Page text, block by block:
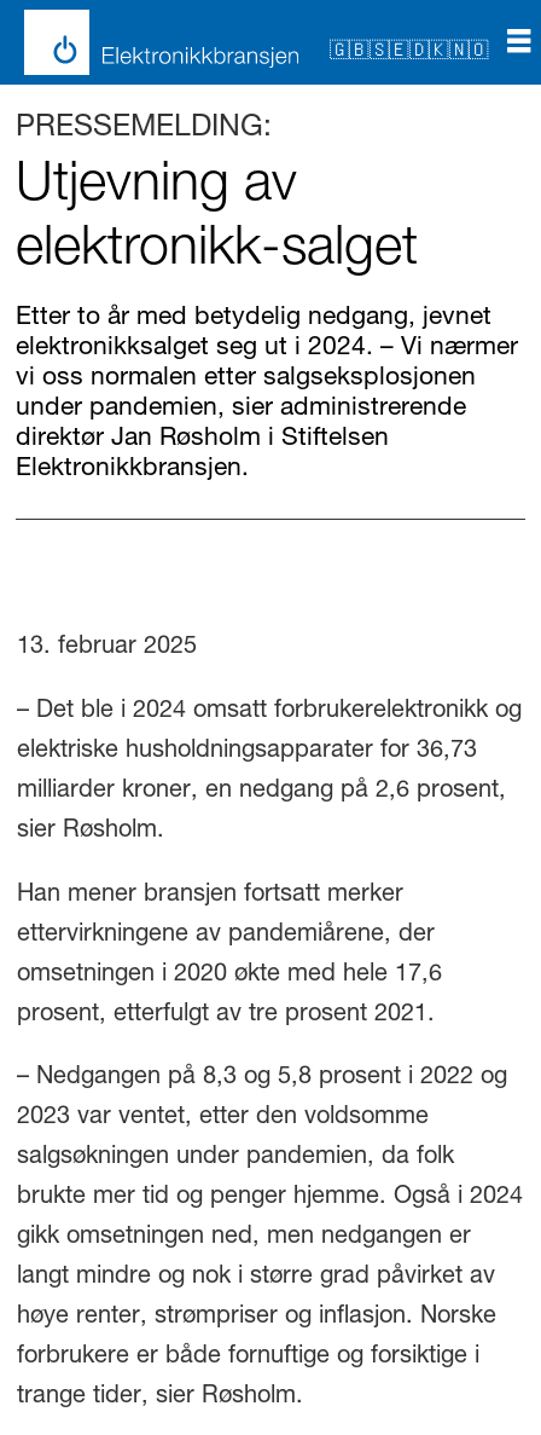
🇬🇧🇸🇪🇩🇰🇳🇴
PRESSEMELDING:
Utjevning av
elektronikk-salget
Etter to år med betydelig nedgang, jevnet
elektronikksalget seg ut i 2024. – Vi nærmer
vi oss normalen etter salgseksplosjonen
under pandemien, sier administrerende
direktør Jan Røsholm i Stiftelsen
Elektronikkbransjen.
13. februar 2025
– Det ble i 2024 omsatt forbrukerelektronikk og
elektriske husholdningsapparater for 36,73
milliarder kroner, en nedgang på 2,6 prosent,
sier Røsholm.
Han mener bransjen fortsatt merker
ettervirkningene av pandemiårene, der
omsetningen i 2020 økte med hele 17,6
prosent, etterfulgt av tre prosent 2021.
– Nedgangen på 8,3 og 5,8 prosent i 2022 og
2023 var ventet, etter den voldsomme
salgsøkningen under pandemien, da folk
brukte mer tid og penger hjemme. Også i 2024
gikk omsetningen ned, men nedgangen er
langt mindre og nok i større grad påvirket av
høye renter, strømpriser og inflasjon. Norske
forbrukere er både fornuftige og forsiktige i
trange tider, sier Røsholm.